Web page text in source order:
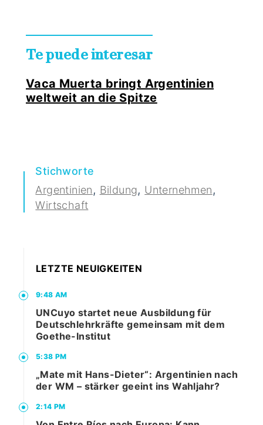
Te puede interesar
Vaca Muerta bringt Argentinien
weltweit an die Spitze
Stichworte
Argentinien, Bildung, Unternehmen,
Wirtschaft
LETZTE NEUIGKEITEN
9:48 AM
UNCuyo startet neue Ausbildung für
Deutschlehrkräfte gemeinsam mit dem
Goethe-Institut
5:38 PM
„Mate mit Hans-Dieter“: Argentinien nach
der WM – stärker geeint ins Wahljahr?
2:14 PM